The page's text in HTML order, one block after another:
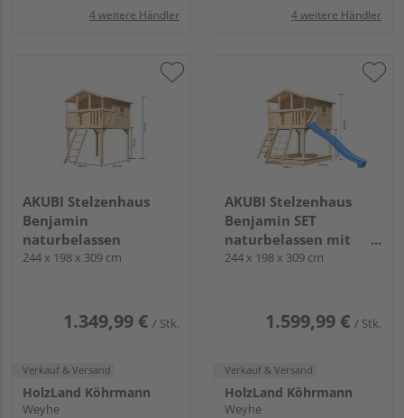
4 weitere Händler 4 weitere Händler
AKUBI Stelzenhaus
Benjamin
naturbelassen
244 x 198 x 309 cm
1.349,99 € / Stk.
Verkauf & Versand
HolzLand Köhrmann
Weyhe
AKUBI Stelzenhaus
Benjamin SET
naturbelassen mit
Netzrampe und
244 x 198 x 309 cm
1.599,99 € / Stk.
Verkauf & Versand
HolzLand Köhrmann
Weyhe